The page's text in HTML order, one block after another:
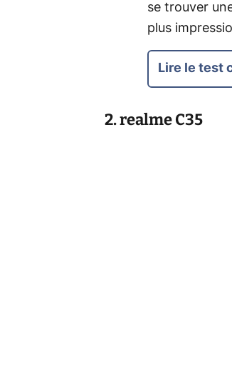
se trouver
plus
Lire le test
2. realme C35